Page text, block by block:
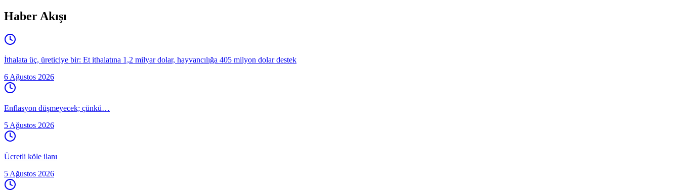
Haber Akışı
İthalata üç, üreticiye bir: Et ithalatına 1,2 milyar dolar, hayvancılığa 405 milyon dolar destek
6 Ağustos 2026
Enflasyon düşmeyecek; çünkü…
5 Ağustos 2026
Ücretli köle ilanı
5 Ağustos 2026